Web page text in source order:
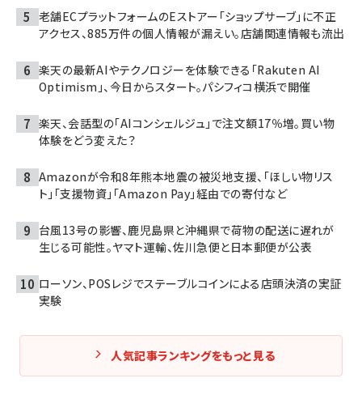
老舗ECプラットフォームのEストアー「ショップサーブ」に不正
アクセス、885万件の個人情報が漏えい。店舗関連情報も流出
楽天の最新AIやテクノロジーを体験できる「Rakuten AI
Optimism」、今日からスタート。パシフィコ横浜で開催
楽天、会話型の「AIコンシェルジュ」で注文額17％増。買い物
体験をどう変えた？
Amazonが令和8年熊本地震の被災地支援、「ほしい物リス
ト」「支援物資」「Amazon Pay」経由での寄付など
台風13号の影響、鹿児島県と沖縄県で荷物の配送に遅れが
生じる可能性。ヤマト運輸、佐川急便と日本郵便が公表
ローソン、POSレジでステーブルコインによる店頭決済の実証
実験
人気記事ランキングをもっと見る